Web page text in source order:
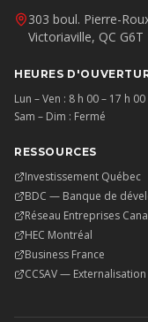
303 boul. Pierre-
Victoriaville, QC G6T
HEURES
Lun – Ven : 8 h 00 – 17 h 00
Sam – Dim : Fermé
RESSOURCES
Investissement Québec
BDC — Banque de
Réseau Entreprises
HEC Montréal
Business France
CCSAV —